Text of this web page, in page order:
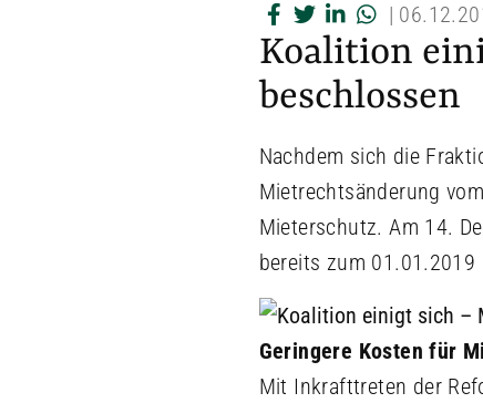
|
Koalition
beschlossen
Nachdem sich die
Mietrechtsänderung
Mieterschutz. Am 14.
bereits zum
Geringere Kosten für
Mit Inkrafttreten der